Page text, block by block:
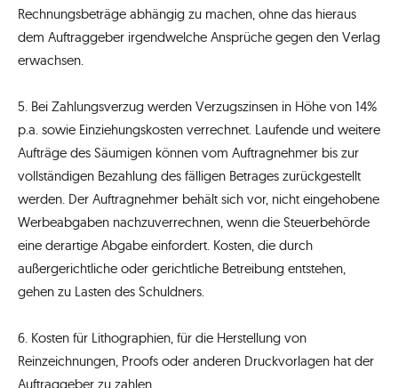
Rechnungsbeträge abhängig zu machen, ohne das hieraus
dem Auftraggeber irgendwelche Ansprüche gegen den Verlag
erwachsen.
5. Bei Zahlungsverzug werden Verzugszinsen in Höhe von 14%
p.a. sowie Einziehungskosten verrechnet. Laufende und weitere
Aufträge des Säumigen können vom Auftragnehmer bis zur
vollständigen Bezahlung des fälligen Betrages zurückgestellt
werden. Der Auftragnehmer behält sich vor, nicht eingehobene
Werbeabgaben nachzuverrechnen, wenn die Steuerbehörde
eine derartige Abgabe einfordert. Kosten, die durch
außergerichtliche oder gerichtliche Betreibung entstehen,
gehen zu Lasten des Schuldners.
6. Kosten für Lithographien, für die Herstellung von
Reinzeichnungen, Proofs oder anderen Druckvorlagen hat der
Auftraggeber zu zahlen.